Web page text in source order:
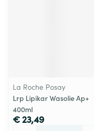
La Roche Posay
Lrp Lipikar Wasolie Ap+
400ml
€ 23,49